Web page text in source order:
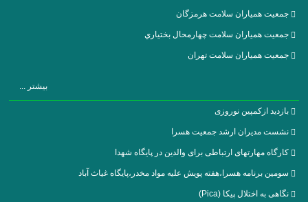
جمعیت همیاران سلامت هرمزگان
جمعیت همیاران سلامت چهارمحال بختياري
جمعیت همیاران سلامت تهران
بیشتر ...
بازدید ازکمپین نوروزی
نشست مدیران ارشد جمعیت هسرا
کارگاه مهارتهای ارتباطی برای والدین در پایگاه شهدا
سومین برنامه هسرا،هفته پویش علیه مواد مخدر،پایگاه غیاث آباد
نگاهی به اختلال پیکا (Pica)